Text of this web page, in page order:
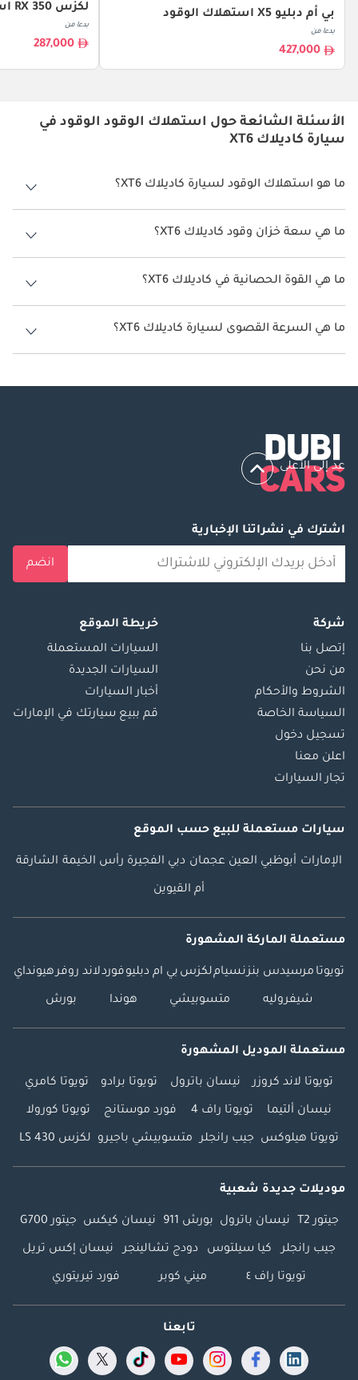
بي أم دبليو X5 استهلاك الوقود
بدءا من
427,000
لكزس RX 350 استهلاك الوقود
بدءا من
287,000
الأسئلة الشائعة حول استهلاك الوقود الوقود في
سيارة كاديلاك XT6
ما هو استهلاك الوقود لسيارة كاديلاك XT6؟
يتراوح استهلاك الوقود لسيارة كاديلاك XT6 بين 8 كم/ليتر.
ما هي سعة خزان وقود كاديلاك XT6؟
سعة خزان وقود كاديلاك XT6 83 ليتر.
ما هي القوة الحصانية في كاديلاك XT6؟
تنتج كاديلاك XT6 قوة 310 حصان.
ما هي السرعة القصوى لسيارة كاديلاك XT6؟
السرعة القصوى لسيارة كاديلاك XT6 هي 240 كم/الساعة.
عد إلى الأعلى
اشترك في نشراتنا الإخبارية
انضم
شركة
إتصل بنا
من نحن
الشروط والأحكام
السياسة الخاصة
تسجيل دخول
اعلن معنا
تجار السيارات
خريطة الموقع
السيارات المستعملة
السيارات الجديدة
أخبار السيارات
قم ببيع سيارتك في الإمارات
سيارات مستعملة للبيع حسب الموقع
الإمارات أبوظبي العين عجمان دبي الفجيرة رأس الخيمة الشارقة
أم القيوين
مستعملة الماركة المشهورة
تويوتا مرسيدس بنزنسياملكزس بي ام دبليوفوردلاند روفرهيونداي
شيفروليه متسوبيشي هوندا بورش
مستعملة الموديل المشهورة
تويوتا لاند كروزر نيسان باترول تويوتا برادو تويوتا كامري
نيسان ألتيما تويوتا راف 4 فورد موستانج تويوتا كورولا
تويوتا هيلوكس جيب رانجلر متسوبيشي باجيرو لكزس LS 430
موديلات جديدة شعبية
جيتور T2 نيسان باترول بورش 911 نيسان كيكس جيتور G700
جيب رانجلر كيا سيلتوس دودج تشالينجر نيسان إكس تريل
تويوتا راف ٤ ميني كوبر فورد تيريتوري
تابعنا